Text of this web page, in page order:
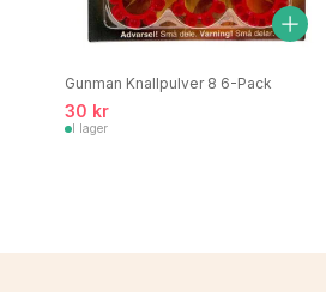
Gunman Knallpulver 8 6-Pack
30 kr
I lager